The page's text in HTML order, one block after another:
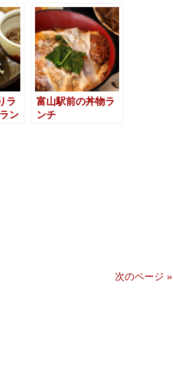
ラ
ン
富山駅前の丼物ラ
ンチ
次のページ »